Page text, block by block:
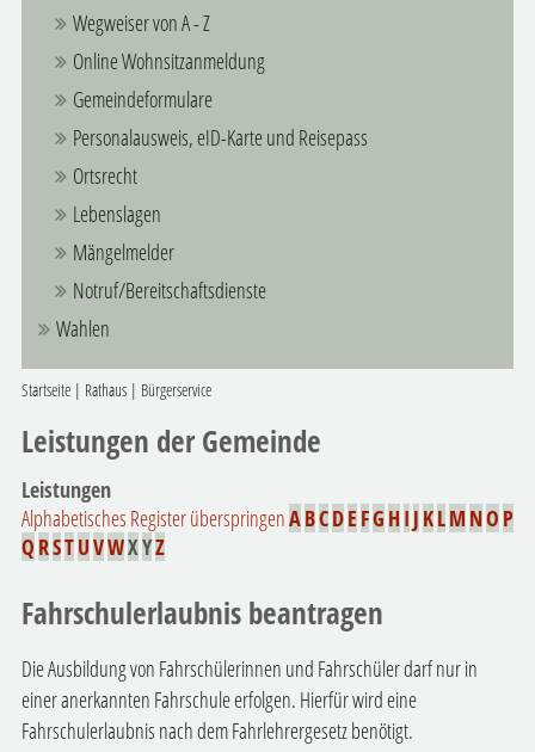
Wegweiser von A - Z
Online Wohnsitzanmeldung
Gemeindeformulare
Personalausweis, eID-Karte und Reisepass
Ortsrecht
Lebenslagen
Mängelmelder
Notruf/Bereitschaftsdienste
Wahlen
Startseite| Rathaus| Bürgerservice
Leistungen der Gemeinde
Leistungen
Alphabetisches Register überspringenABCDE FG H I J KLM NO P
Q RSTUVWXYZ
Fahrschulerlaubnis beantragen
Die Ausbildung von Fahrschülerinnen und Fahrschüler darf nur in
einer anerkannten Fahrschule erfolgen. Hierfür wird eine
Fahrschulerlaubnis nach dem Fahrlehrergesetz benötigt.